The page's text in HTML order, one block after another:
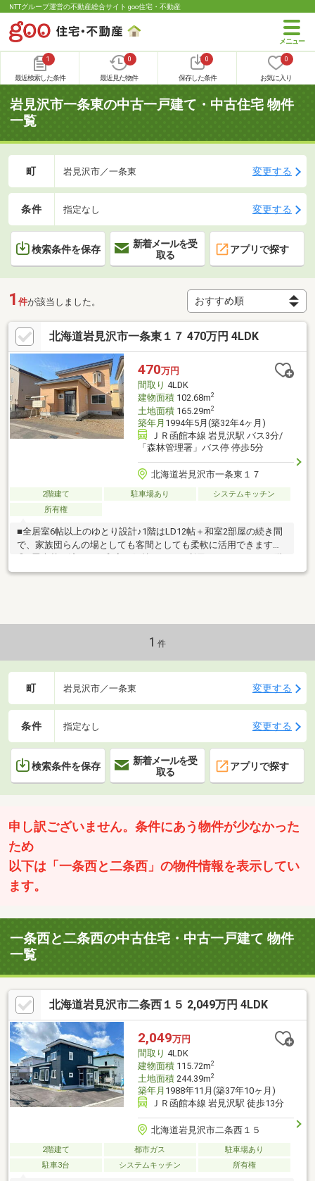
NTTグループ運営の不動産総合サイト goo住宅・不動産
1
最近検索した条件
0
最近見た物件
0
保存した条件
0
お気に入り
岩見沢市一条東の中古一戸建て・中古住宅 物件
一覧
町 岩見沢市／一条東 変更する
条件 指定なし 変更する
検索条件を保存
新着メールを受
取る
アプリで探す
1 件が該当しました。
北海道岩見沢市一条東１７ 470万円 4LDK
470万円
間取り 4LDK
建物面積102.68m2
土地面積165.29m2
築年月 1994年5月(築32年4ヶ月)
ＪＲ函館本線 岩見沢駅 バス3分/
「森林管理署」バス停 停歩5分
北海道岩見沢市一条東１７
2階建て 駐車場あり
システムキッチン
所有権
■全居室6帖以上のゆとり設計♪1階はLD12帖＋和室2部屋の続き間
で、家族団らんの場としても客間としても柔軟に活用できます
は7.5帖洋室が2部屋あり、主寝室・子ども部屋どちらにも使いや
快適に過ごせます！■和室＋洋室のバランスが良く、暮らし方に
合わせて使い分けしやすい間取りです◎お気軽にお問い合わせく
1 件
町 岩見沢市／一条東 変更する
条件 指定なし 変更する
検索条件を保存
新着メールを受
取る
アプリで探す
申し訳ございません。条件にあう物件が少なかった
ため
以下は「一条西と二条西」の物件情報を表示してい
ます。
一条西と二条西の中古住宅・中古一戸建て 物件
一覧
北海道岩見沢市二条西１５ 2,049万円 4LDK
2,049万円
間取り 4LDK
建物面積115.72m2
土地面積244.39m2
築年月 1988年11月(築37年10ヶ月)
ＪＲ函館本線 岩見沢駅 徒歩13分
北海道岩見沢市二条西１５
2階建て 都市ガス
駐車場あり
駐車3台
システムキッチン 所有権